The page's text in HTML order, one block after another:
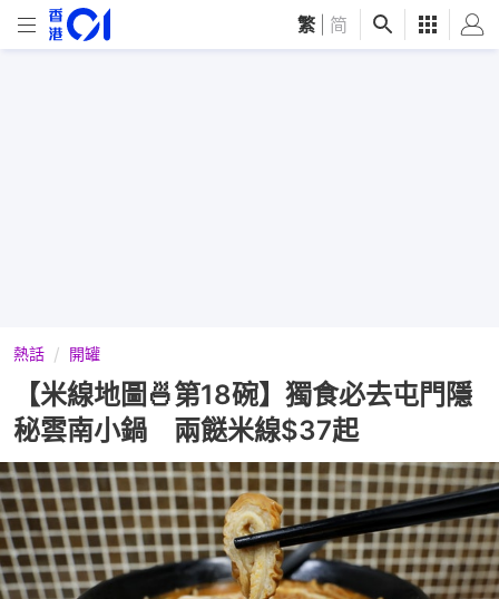
繁 简
熱話 開罐
【米線地圖🍜第18碗】獨食必去屯門隱
秘雲南小鍋 兩餸米線$37起